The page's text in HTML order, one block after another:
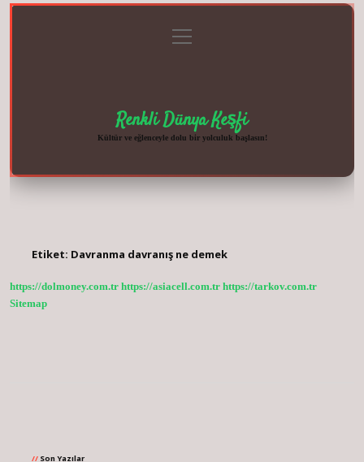
menüyü
aç
Renkli Dünya Keşfi
Kültür ve eğlenceyle dolu bir yolculuk başlasın!
Etiket: Davranma davranış ne demek
https://dolmoney.com.tr https://asiacell.com.tr https://tarkov.com.tr
Sitemap
Son Yazılar